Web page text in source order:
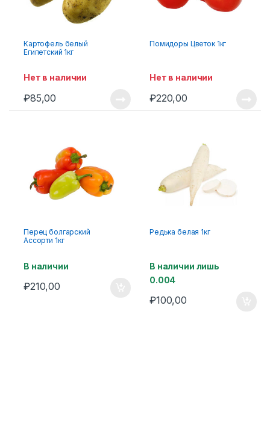
Картофель белый
Египетский 1кг
Нет в наличии
₽85,00
Помидоры Цветок 1кг
Нет в наличии
₽220,00
Перец болгарский
Ассорти 1кг
В наличии
₽210,00
Редька белая 1кг
В наличии лишь
0.004
₽100,00